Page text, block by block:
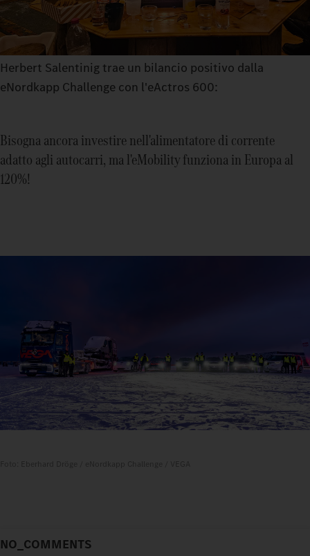
Herbert Salentinig trae un bilancio positivo dalla
eNordkapp Challenge con l'eActros 600:
Bisogna ancora investire nell'alimentatore di corrente
adatto agli autocarri, ma l'eMobility funziona in Europa al
120%!
NO_COMMENTS